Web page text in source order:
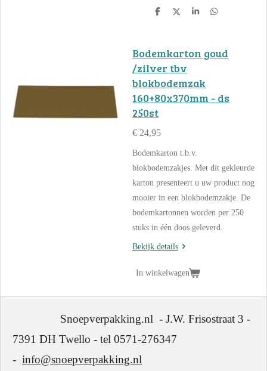
D
D
S
D
Bodemkarton goud
/zilver tbv
blokbodemzak
160+80x370mm - ds
250st
€ 24,95
Bodemkarton t.b.v.
blokbodemzakjes. Met dit gekleurde
karton presenteert u uw product nog
mooier in een blokbodemzakje. De
bodemkartonnen worden per 250
stuks in één doos geleverd.
Bekijk details
In winkelwagen
Snoepverpakking.nl - J.W. Frisostraat 3 -
7391 DH Twello - tel 0571-276347
- info@snoepverpakking.nl